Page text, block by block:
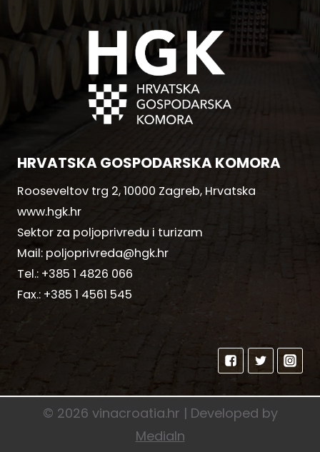
HRVATSKA GOSPODARSKA KOMORA
Rooseveltov trg 2, 10000 Zagreb, Hrvatska
www.hgk.hr
Sektor za poljoprivredu i turizam
Mail: poljoprivreda@hgk.hr
Tel.: +385 1 4826 066
Fax.: +385 1 4561 545
© 2026 vinacroatia.hr | Developed by
MediaIn